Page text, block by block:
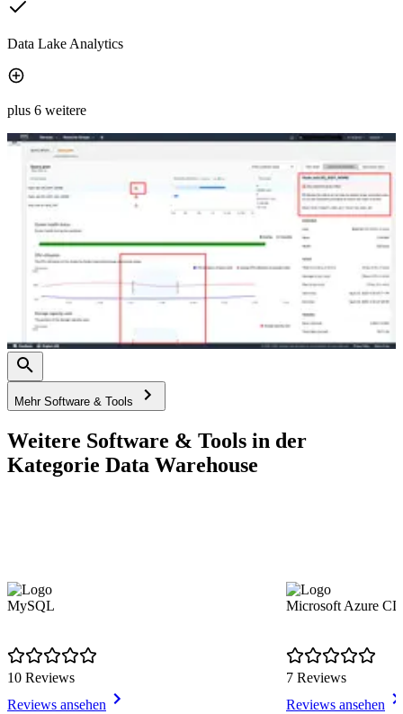
Data Lake Analytics
plus 6 weitere
Mehr Software & Tools
Weitere Software & Tools in der
Kategorie Data Warehouse
MySQL
10 Reviews
Reviews ansehen
Microsoft Azure
7 Reviews
Reviews ansehen